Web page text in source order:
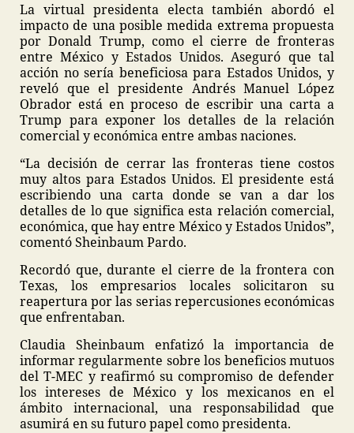
La virtual presidenta electa también abordó el
impacto de una posible medida extrema propuesta
por Donald Trump, como el cierre de fronteras
entre México y Estados Unidos. Aseguró que tal
acción no sería beneficiosa para Estados Unidos, y
reveló que el presidente Andrés Manuel López
Obrador está en proceso de escribir una carta a
Trump para exponer los detalles de la relación
comercial y económica entre ambas naciones.
“La decisión de cerrar las fronteras tiene costos
muy altos para Estados Unidos. El presidente está
escribiendo una carta donde se van a dar los
detalles de lo que significa esta relación comercial,
económica, que hay entre México y Estados Unidos”,
comentó Sheinbaum Pardo.
Recordó que, durante el cierre de la frontera con
Texas, los empresarios locales solicitaron su
reapertura por las serias repercusiones económicas
que enfrentaban.
Claudia Sheinbaum enfatizó la importancia de
informar regularmente sobre los beneficios mutuos
del T-MEC y reafirmó su compromiso de defender
los intereses de México y los mexicanos en el
ámbito internacional, una responsabilidad que
asumirá en su futuro papel como presidenta.